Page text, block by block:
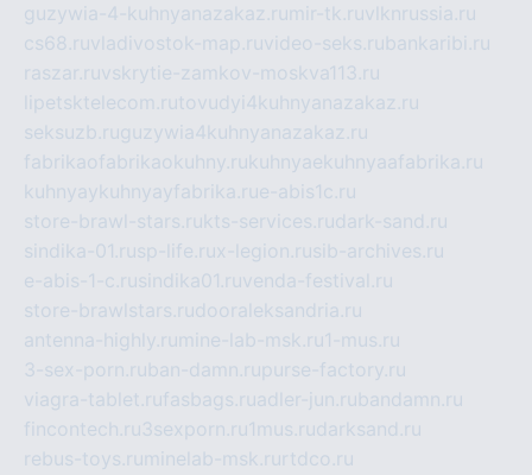
guzywia-4-kuhnyanazakaz.ru mir-tk.ruvlknrussia.ru
cs68.ruvladivostok-map.ruvideo-seks.rubankaribi.ru
raszar.ruvskrytie-zamkov-moskva113.ru
lipetsktelecom.rutovudyi4kuhnyanazakaz.ru
seksuzb.ruguzywia4kuhnyanazakaz.ru
fabrikaofabrikaokuhny.rukuhnyaekuhnyaafabrika.ru
kuhnyaykuhnyayfabrika.rue-abis1c.ru
store-brawl-stars.rukts-services.rudark-sand.ru
sindika-01.rusp-life.rux-legion.rusib-archives.ru
e-abis-1-c.rusindika01.ruvenda-festival.ru
store-brawlstars.rudooraleksandria.ru
antenna-highly.ru mine-lab-msk.ru1-mus.ru
3-sex-porn.ruban-damn.rupurse-factory.ru
viagra-tablet.rufasbags.ruadler-jun.rubandamn.ru
fincontech.ru3sexporn.ru1mus.rudarksand.ru
rebus-toys.ru minelab-msk.ru rtdco.ru